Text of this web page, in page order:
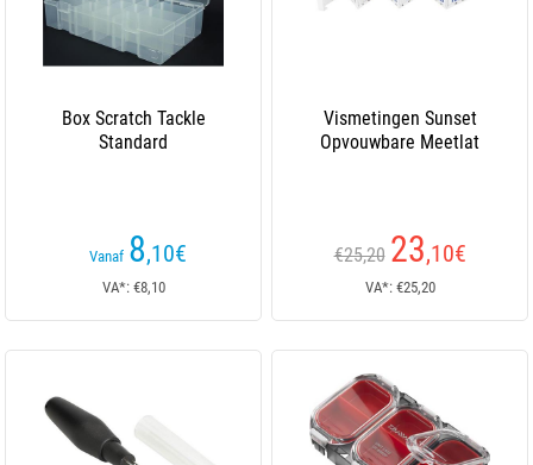
Box Scratch Tackle
Standard
Vanaf 8,10€
VA*: €8,10
Vismetingen Sunset
Opvouwbare Meetlat
€25,20 23,10€
VA*: €25,20